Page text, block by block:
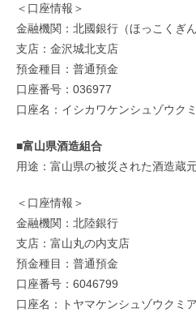
＜口座情報＞
金融機関：北國銀行（ほっこくぎん
支店：金沢城北支店
預金種目：普通預金
口座番号：036977
口座名：イシカワケンシュゾウク
■富山県酒造組合
用途：富山県の被災された酒造蔵
＜口座情報＞
金融機関：北陸銀行
支店：富山丸の内支店
預金種目：普通預金
口座番号：6046799
口座名：トヤマケンシュゾウク